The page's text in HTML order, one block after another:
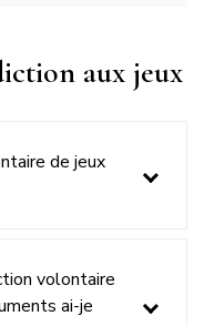
aux jeux
de jeux
volontaire
ai-je